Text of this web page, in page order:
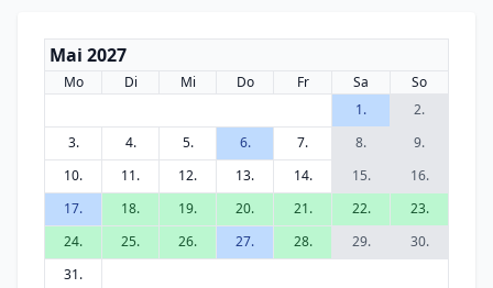
Mai 2027
Mo Di Mi Do Fr Sa
So
1.
2.
3.
4. 5. 6. 7. 8.
9.
10.
11. 12. 13. 14. 15.
16.
17.
18. 19. 20. 21. 22.
23.
24.
25. 26. 27. 28. 29.
30.
31.